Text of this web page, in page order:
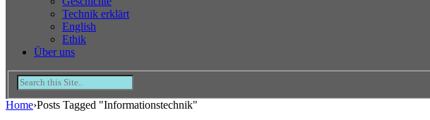
Technik erklärt
English
Ethik
Über uns
Home›Posts Tagged "Informationstechnik"